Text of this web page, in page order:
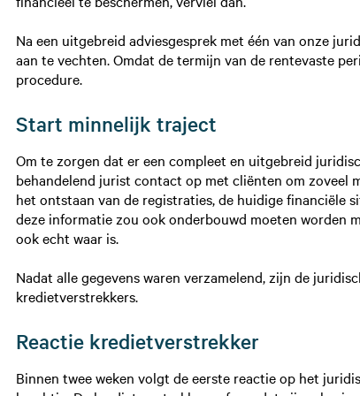
Na een uitgebreid adviesgesprek met één van onze
aan te vechten. Omdat de termijn van de rentevaste
procedure.
Start minnelijk traject
Om te zorgen dat er een compleet en uitgebreid
behandelend jurist contact op met cliënten om zoveel
het ontstaan van de registraties, de huidige financiële
deze informatie zou ook onderbouwd moeten worden
ook echt waar is.
Nadat alle gegevens waren verzamelend, zijn de
kredietverstrekkers.
Reactie kredietverstrekker
Binnen twee weken volgt de eerste reactie op het